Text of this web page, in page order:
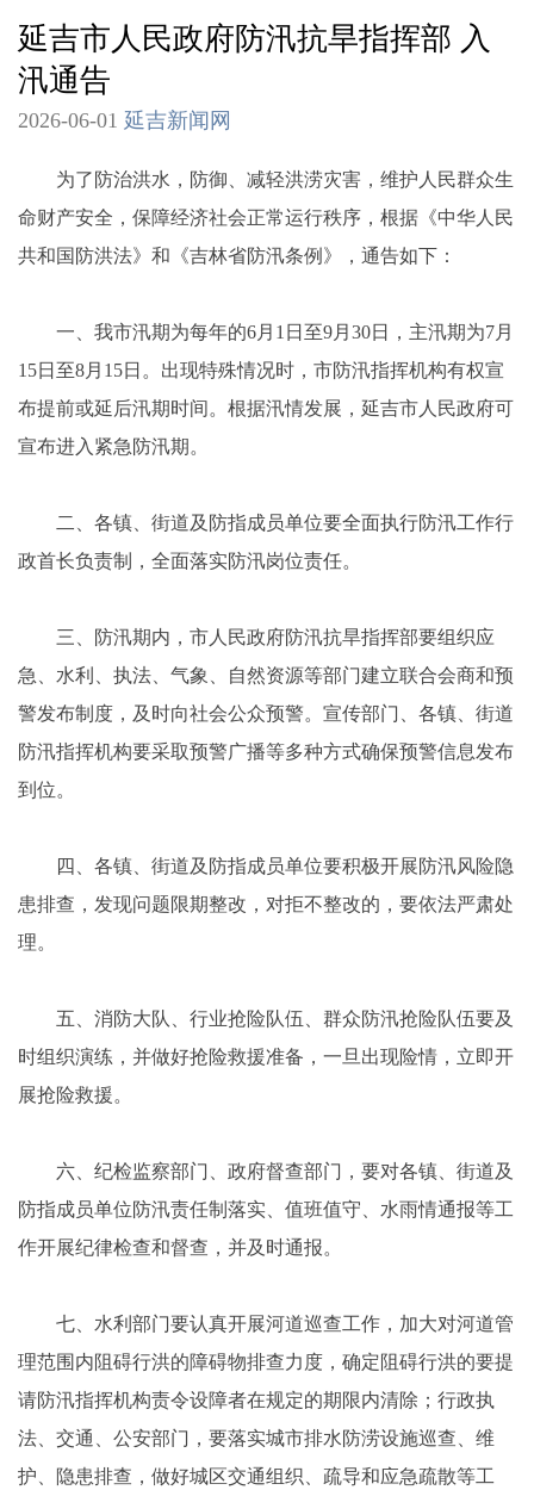
延吉市人民政府防汛抗旱指挥部 入
汛通告
2026-06-01 延吉新闻网
为了防治洪水，防御、减轻洪涝灾害，维护人民群众生
命财产安全，保障经济社会正常运行秩序，根据《中华人民
共和国防洪法》和《吉林省防汛条例》，通告如下：
一、我市汛期为每年的6月1日至9月30日，主汛期为7月
15日至8月15日。出现特殊情况时，市防汛指挥机构有权宣
布提前或延后汛期时间。根据汛情发展，延吉市人民政府可
宣布进入紧急防汛期。
二、各镇、街道及防指成员单位要全面执行防汛工作行
政首长负责制，全面落实防汛岗位责任。
三、防汛期内，市人民政府防汛抗旱指挥部要组织应
急、水利、执法、气象、自然资源等部门建立联合会商和预
警发布制度，及时向社会公众预警。宣传部门、各镇、街道
防汛指挥机构要采取预警广播等多种方式确保预警信息发布
到位。
四、各镇、街道及防指成员单位要积极开展防汛风险隐
患排查，发现问题限期整改，对拒不整改的，要依法严肃处
理。
五、消防大队、行业抢险队伍、群众防汛抢险队伍要及
时组织演练，并做好抢险救援准备，一旦出现险情，立即开
展抢险救援。
六、纪检监察部门、政府督查部门，要对各镇、街道及
防指成员单位防汛责任制落实、值班值守、水雨情通报等工
作开展纪律检查和督查，并及时通报。
七、水利部门要认真开展河道巡查工作，加大对河道管
理范围内阻碍行洪的障碍物排查力度，确定阻碍行洪的要提
请防汛指挥机构责令设障者在规定的期限内清除；行政执
法、交通、公安部门，要落实城市排水防涝设施巡查、维
护、隐患排查，做好城区交通组织、疏导和应急疏散等工